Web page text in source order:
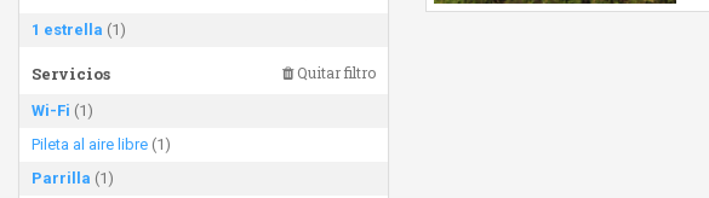
1 estrella (1)
Servicios Quitar filtro
Wi-Fi (1)
Pileta al aire libre (1)
Parrilla (1)